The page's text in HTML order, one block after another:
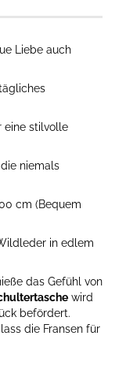
Liebe auch
eine stilvolle
niemals
cm (Bequem
in edlem
das Gefühl von
wird
befördert.
die Fransen für